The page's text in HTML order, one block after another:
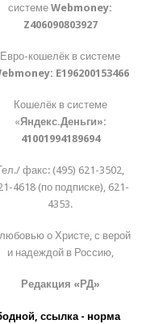
системеWebmoney:
Z406090803927
Евро-кошелёк в системе
E196200153466
Кошелёк в системе
«Яндекс.Деньги»:
41001994189694
факс: (495) 621-3502,
4618 (по подписке), 621-
4353.
о Христе, с верой
и надеждой в Россию,
Редакция «РД»
ссылка - норма